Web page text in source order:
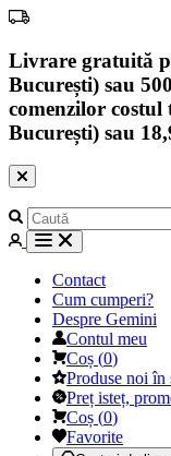
Livrare gratuită
București) sau
comenzilor costul
București) sau
Contact
Cum cumperi?
Despre Gemini
Contul meu
Coș (0)
Produse noi în
Preț isteț,
Coș (0)
Favorite